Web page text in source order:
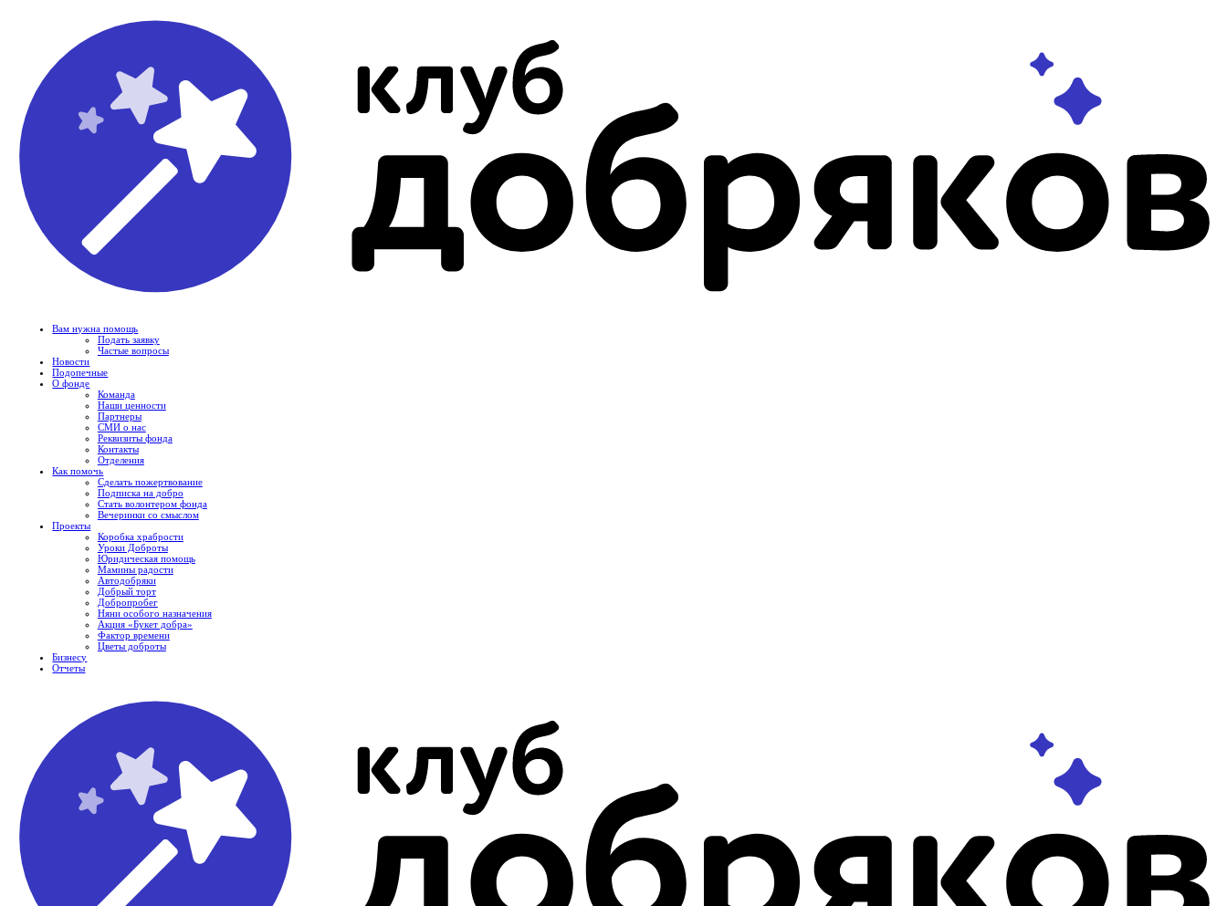
Вам нужна помощь
Подать заявку
Частые вопросы
Новости
Подопечные
О фонде
Команда
Наши ценности
Партнеры
СМИ о нас
Реквизиты фонда
Контакты
Отделения
Как помочь
Сделать пожертвование
Подписка на добро
Стать волонтером фонда
Вечеринки со смыслом
Проекты
Коробка храбрости
Уроки Доброты
Юридическая помощь
Мамины радости
Автодобряки
Добрый торт
Добропробег
Няни особого назначения
Акция «Букет добра»
Фактор времени
Цветы доброты
Бизнесу
Отчеты